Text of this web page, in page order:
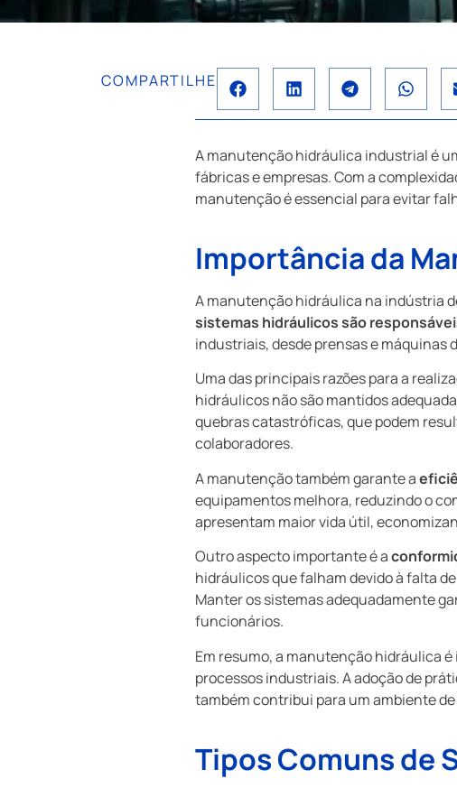
COMPARTILHE
A manutenção hidráulica industrial é
fábricas e empresas. Com a
manutenção é essencial para evitar
Importância da
A manutenção hidráulica na indústria
sistemas hidráulicos são
industriais, desde prensas e máquinas
Uma das principais razões para a
hidráulicos não são mantidos
quebras catastróficas, que podem
colaboradores.
A manutenção também garante a
equipamentos melhora, reduzindo o
apresentam maior vida útil,
Outro aspecto importante é a
hidráulicos que falham devido à falta
Manter os sistemas adequadamente
funcionários.
Em resumo, a manutenção hidráulica
processos industriais. A adoção de
também contribui para um ambiente
Tipos Comuns de